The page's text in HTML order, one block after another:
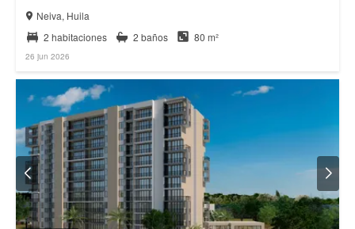
Neiva, Huila
2 habitaciones
2 baños 80 m²
26 jun 2026